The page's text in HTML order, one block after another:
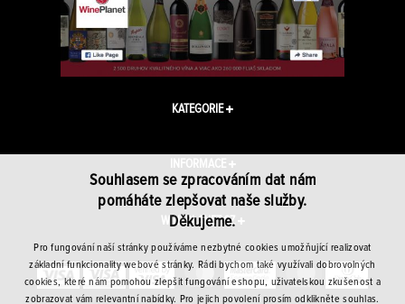
KATEGORIE
INFORMACE
WINEPLANET.CZ
Souhlasem se zpracováním dat nám
pomáháte zlepšovat naše služby.
Děkujeme.
Pro fungování naší stránky používáme nezbytné cookies umožňující realizovat
základní funkcionality webové stránky. Rádi bychom také využívali dobrovolných
cookies, které nám pomohou zlepšit fungování eshopu, uživatelskou zkušenost a
zobrazovat vám relevantní nabídky. Pro jejich povolení prosím odklikněte souhlas.